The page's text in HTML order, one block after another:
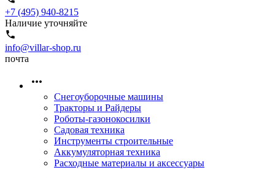
+7 (495) 940-8215
Наличие уточняйте
info@villar-shop.ru
почта
Снегоуборочные машины
Тракторы и Райдеры
Роботы-газонокосилки
Садовая техника
Инструменты строительные
Аккумуляторная техника
Расходные материалы и аксессуары